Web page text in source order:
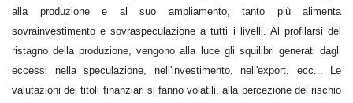
alla produzione e al suo ampliamento, tanto più alimenta
sovrainvestimento e sovraspeculazione a tutti i livelli. Al profilarsi del
ristagno della produzione, vengono alla luce gli squilibri generati dagli
eccessi nella speculazione, nell'investimento, nell'export, ecc... Le
valutazioni dei titoli finanziari si fanno volatili, alla percezione del rischio